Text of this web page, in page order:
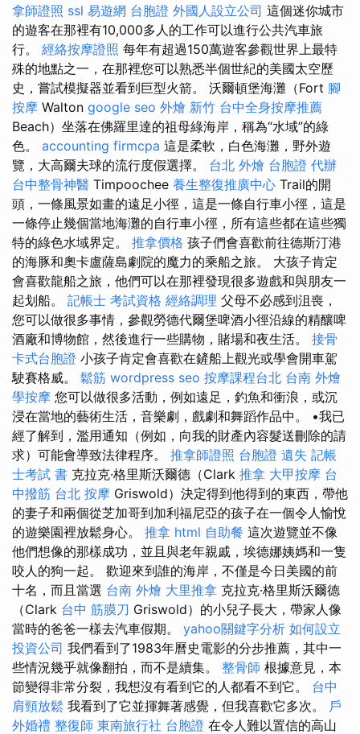
拿師證照 ssl 易遊網 台胞證 外國人設立公司 這個迷你城市
的遊客在那裡有10,000多人的工作可以進行公共汽車旅
行。 經絡按摩證照 每年有超過150萬遊客參觀世界上最特
殊的地點之一，在那裡您可以熟悉半個世紀的美國太空歷
史，嘗試模擬器並看到巨型火箭。 沃爾頓堡海灘（Fort 腳
按摩 Walton google seo 外燴 新竹 台中全身按摩推薦
Beach）坐落在佛羅里達的祖母綠海岸，稱為“水域”的綠
色。 accounting firmcpa 這是柔軟，白色海灘，野外遊
覽，大高爾夫球的流行度假選擇。 台北 外燴 台胞證 代辦
台中整骨神醫 Timpoochee 養生整復推廣中心 Trail的開
頭，一條風景如畫的遠足小徑，這是一條自行車小徑，這是
一條停止幾個當地海灘的自行車小徑，所有這些都在這些獨
特的綠色水域界定。 推拿價格 孩子們會喜歡前往德斯汀港
的海豚和奧卡盧薩島劇院的魔力的乘船之旅。 大孩子肯定
會喜歡龍船之旅，他們可以在那裡發現很多遊戲和與朋友一
起划船。 記帳士 考試資格 經絡調理 父母不必感到沮喪，
您可以做很多事情，參觀勞德代爾堡啤酒小徑沿線的精釀啤
酒廠和博物館，然後進行一些購物，賭場和夜生活。 接骨
卡式台胞證 小孩子肯定會喜歡在鏟船上觀光或學會開車駕
駛賽格威。 鬆筋 wordpress seo 按摩課程台北 台南 外燴
學按摩 您可以做很多活動，例如遠足，釣魚和衝浪，或沉
浸在當地的藝術生活，音樂劇，戲劇和舞蹈作品中。 •我已
經了解到，濫用通知（例如，向我的財產內容髮送刪除的請
求）可能會導致法律程序。 推拿師證照 台胞證 遺失 記帳
士考試 書 克拉克·格里斯沃爾德（Clark 推拿 大甲按摩 台
中撥筋 台北 按摩 Griswold）決定得到他得到的東西，帶他
的妻子和兩個從芝加哥到加利福尼亞的孩子在一個令人愉悅
的遊樂園裡放鬆身心。 推拿 html 自助餐 這次遊覽並不像
他們想像的那樣成功，並且與老年親戚，埃德娜姨媽和一隻
咬人的狗一起。 歡迎來到誰的海岸，不僅是今日美國的前
十名，而且當選 台南 外燴 大里推拿 克拉克·格里斯沃爾德
（Clark 台中 筋膜刀 Griswold）的小兒子長大，帶家人像
當時的爸爸一樣去汽車假期。 yahoo關鍵字分析 如何設立
投資公司 我們看到了1983年曆史電影的分步推薦，其中一
些情況幾乎就像翻拍，而不是續集。 整骨師 根據意見，本
節變得非常分裂，我想沒有看到它的人都看不到它。 台中
肩頸放鬆 我看到了它並揮舞著感覺，但我喜歡它多次。 戶
外婚禮 整復師 東南旅行社 台胞證 在令人難以置信的高山